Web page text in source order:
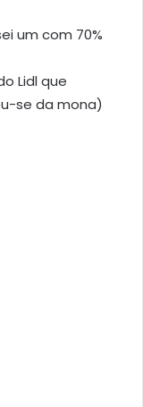
um com 70%
Lidl que
se da mona)